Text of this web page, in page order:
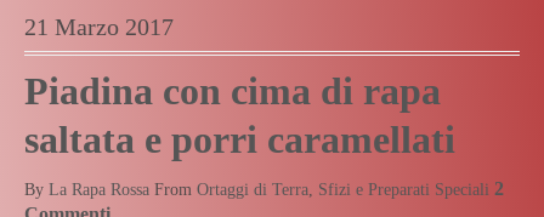
21 Marzo 2017
Piadina con cima di rapa
saltata e porri caramellati
By La Rapa Rossa From Ortaggi di Terra Sfizi e Preparati Speciali 2